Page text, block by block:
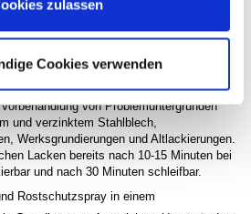
zulassen
Cookies verwenden
schnelltrocknende 1 Komponenten
von Problemuntergründen
und verzinktem Stahlblech,
Werksgrundierungen und Altlackierungen.
Lacken bereits nach 10-15 Minuten bei
und nach 30 Minuten schleifbar.
Rostschutzspray in einem